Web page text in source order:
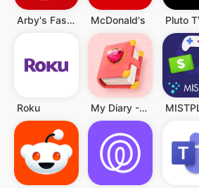
Arby's Fast Food Sandwiches McDonald's
Roku My Diary - Diary With Lock